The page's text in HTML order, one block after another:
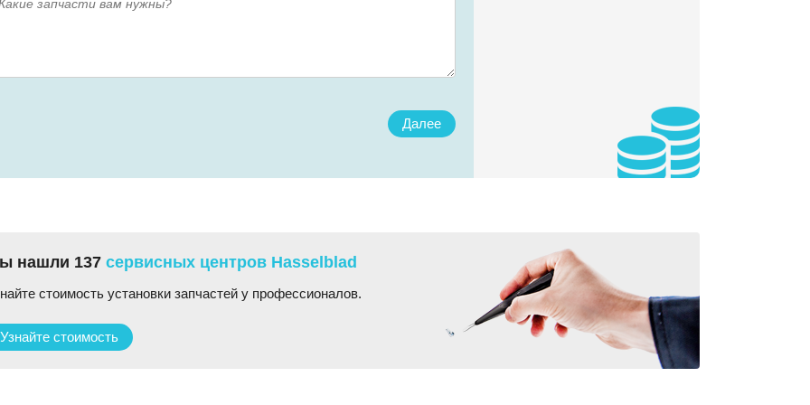
Далее
нашли 137 сервисных центров Hasselblad
стоимость установки запчастей у профессионалов.
Узнайте стоимость